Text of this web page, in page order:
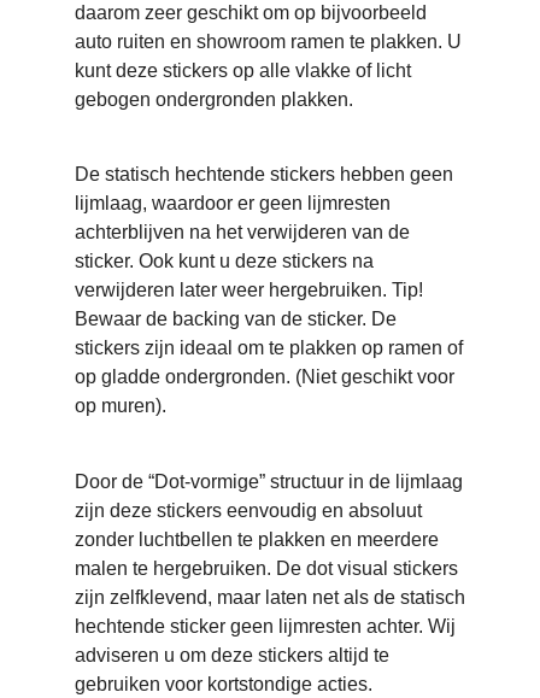
daarom zeer geschikt om op bijvoorbeeld
auto ruiten en showroom ramen te plakken. U
kunt deze stickers op alle vlakke of licht
gebogen ondergronden plakken.
De statisch hechtende stickers hebben geen
lijmlaag, waardoor er geen lijmresten
achterblijven na het verwijderen van de
sticker. Ook kunt u deze stickers na
verwijderen later weer hergebruiken. Tip!
Bewaar de backing van de sticker. De
stickers zijn ideaal om te plakken op ramen of
op gladde ondergronden. (Niet geschikt voor
op muren).
Door de “Dot-vormige” structuur in de lijmlaag
zijn deze stickers eenvoudig en absoluut
zonder luchtbellen te plakken en meerdere
malen te hergebruiken. De dot visual stickers
zijn zelfklevend, maar laten net als de statisch
hechtende sticker geen lijmresten achter. Wij
adviseren u om deze stickers altijd te
gebruiken voor kortstondige acties.